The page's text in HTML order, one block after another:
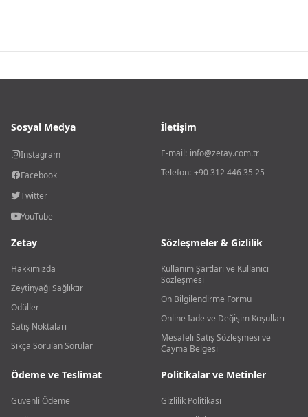
Sosyal Medya
Instagram
Facebook
Twitter
YouTube
İletişim
E-mail: info@zetay.com.tr
Telefon: +90 312 446 35 25
Zetay
Hakkımızda
Zeytinyağı Sağlıktır
Ödüller
Satış Noktaları
Sıkça Sorulan Sorular
Sözleşmeler & Gizlilik
Kullanım Şartları ve Kullanıcı
Sözleşmesi
Ön Bilgilendirme Formu
Online İade ve Değişim Koşulları
Mesafeli Satış Sözleşmesi ve
Cayma Belgesi
Ödeme ve Teslimat
Güvenli Ödeme
Politikalar ve Metinler
Gizlilik Politikası